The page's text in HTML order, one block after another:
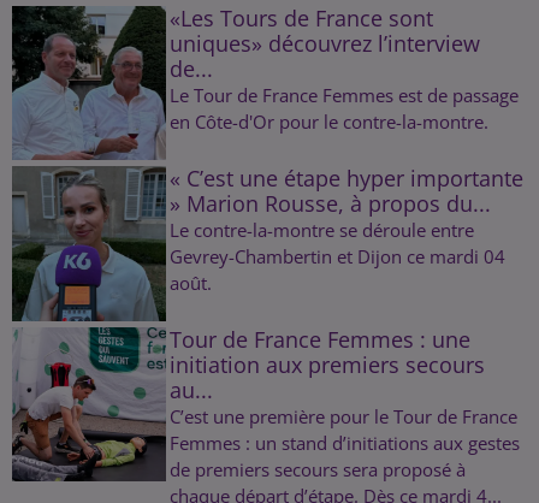
«Les Tours de France sont
uniques» découvrez l’interview
de...
Le Tour de France Femmes est de passage
en Côte-d'Or pour le contre-la-montre.
« C’est une étape hyper importante
» Marion Rousse, à propos du...
Le contre-la-montre se déroule entre
Gevrey-Chambertin et Dijon ce mardi 04
août.
Tour de France Femmes : une
initiation aux premiers secours
au...
C’est une première pour le Tour de France
Femmes : un stand d’initiations aux gestes
de premiers secours sera proposé à
chaque départ d’étape. Dès ce mardi 4...